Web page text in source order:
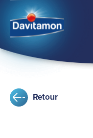
Retour